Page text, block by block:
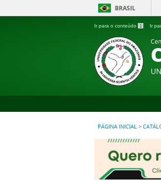
BRASIL
Ir para o conteúdo 1 Ir
PÁGINA INICIAL >